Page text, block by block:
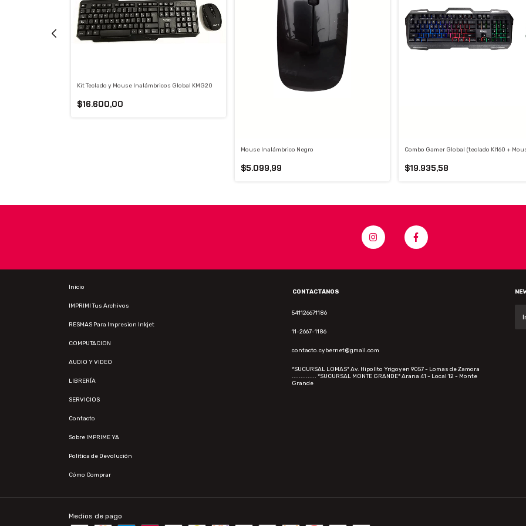
Kit Teclado y Mouse Inalámbricos Global KMG20
$16.600,00
Mouse Inalámbrico Negro
$5.099,99
Combo Gamer Global (teclado Kl160 +
$19.935,58
Inicio
IMPRIMI Tus Archivos
RESMAS Para Impresion Inkjet
COMPUTACION
AUDIO Y VIDEO
LIBRERÍA
SERVICIOS
Contacto
Sobre IMPRIME YA
Política de Devolución
Cómo Comprar
CONTACTÁNOS
541126671186
11-2667-1186
contacto.cybernet@gmail.com
*SUCURSAL LOMAS* Av. Hipolito Yrigoyen 9057 - Lomas de Zamora
.............. *SUCURSAL MONTE GRANDE* Arana 41 - Local 12 - Monte
Grande
Medios de pago